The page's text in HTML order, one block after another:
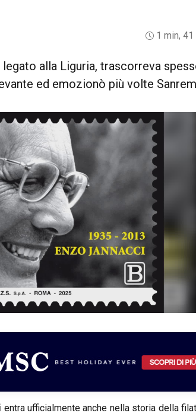
1 min,
alla Liguria, trascorreva
ed emozionò più volte
entra ufficialmente anche nella storia della